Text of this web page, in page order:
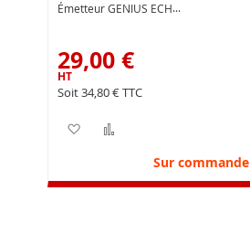
Émetteur GENIUS ECHO
29,00 €
34,80 €
Ajouter à ma liste d’envie
Sur commande